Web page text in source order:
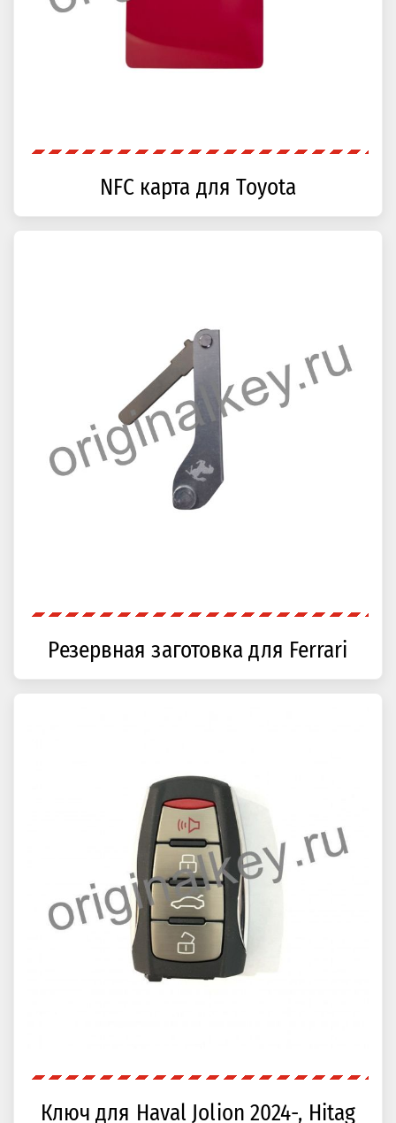
NFC карта для Toyota
Резервная заготовка для Ferrari
Ключ для Haval Jolion 2024-, Hitag